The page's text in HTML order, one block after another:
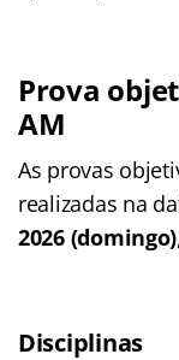
Prova
AM
As provas
realizadas na
2026 (domingo)
Disciplinas